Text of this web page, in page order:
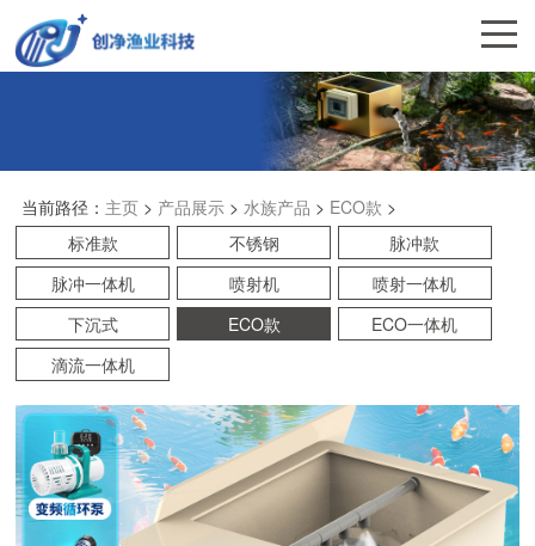
当前路径： 主页> 产品展示> 水族产品 > ECO款 >
标准款
不锈钢
脉冲款
脉冲一体机
喷射机
喷射一体机
下沉式
ECO款
ECO一体机
滴流一体机